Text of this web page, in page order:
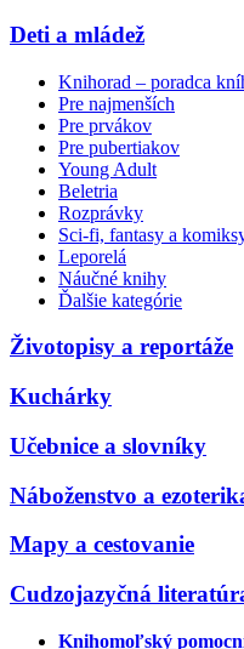
Deti a mládež
Knihorad – poradca
Pre najmenších
Pre prvákov
Pre pubertiakov
Young Adult
Beletria
Rozprávky
Sci-fi, fantasy a
Leporelá
Náučné knihy
Ďalšie kategórie
Životopisy a reportáže
Kuchárky
Učebnice a slovníky
Náboženstvo a
Mapy a cestovanie
Cudzojazyčná
Knihomoľský